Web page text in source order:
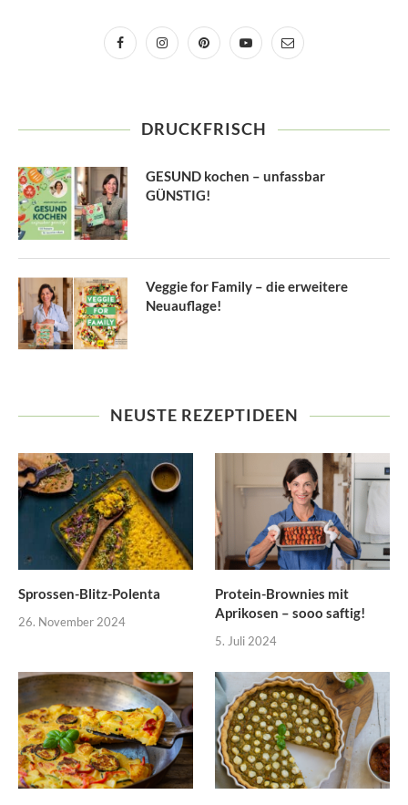
DRUCKFRISCH
GESUND kochen – unfassbar
GÜNSTIG!
Veggie for Family – die erweitere
Neuauflage!
NEUSTE REZEPTIDEEN
Sprossen-Blitz-Polenta
26. November 2024
Protein-Brownies mit
Aprikosen – sooo saftig!
5. Juli 2024